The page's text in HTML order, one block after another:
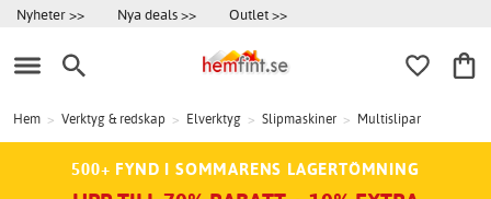
Nyheter >> Nya deals >> Outlet >>
Hem > Verktyg & redskap > Elverktyg > Slipmaskiner > Multislipar
500+ FYND I SOMMARENS LAGERTÖMNING